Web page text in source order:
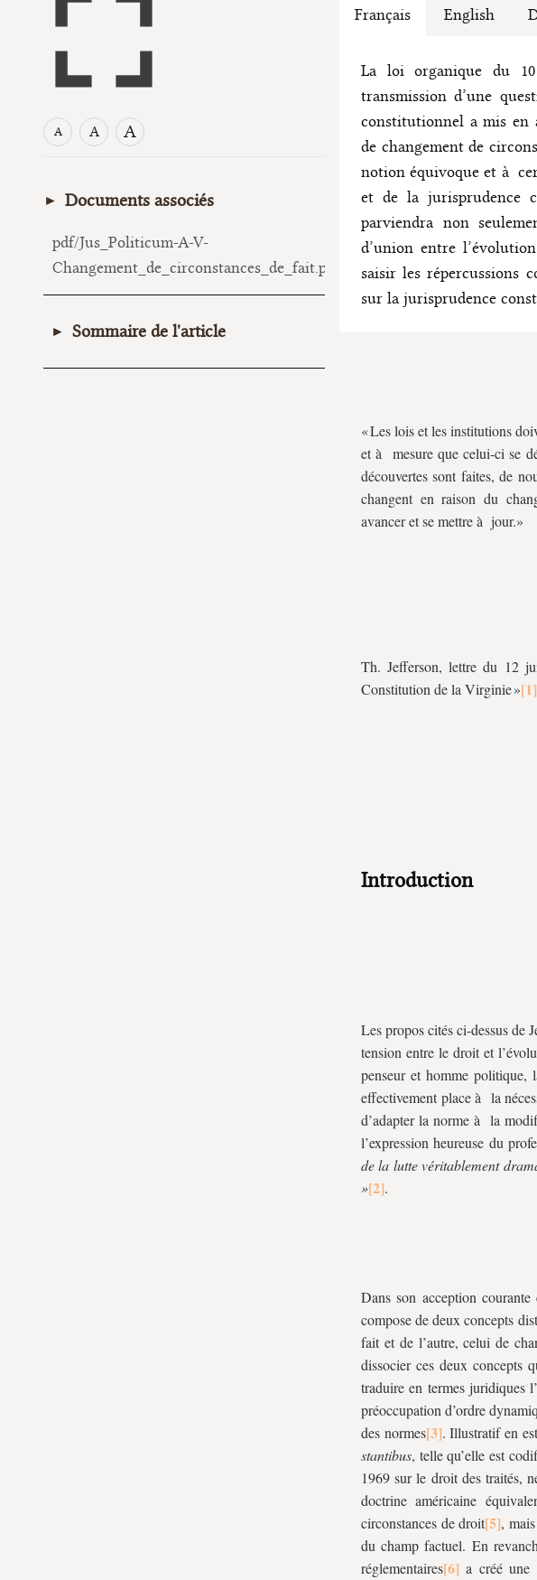
A A A
Documents associés
pdf/Jus_Politicum-A-V-
Changement_de_circonstances_de_fait.pdf
Sommaire de l'article
Introduction
Français English
La loi organique du 10
transmission d’une
constitutionnel a mis en
de changement de
notion équivoque et à
et de la jurisprudence
parviendra non
d’union entre
saisir les répercussions
sur la jurisprudence
« Les lois et les institutions
et à mesure que celui-ci se
découvertes sont faites, de
changent en raison du
avancer et se mettre à jour.»
Th. Jefferson, lettre du 12
Constitution de la Virginie »
Introduction
Les propos cités ci-dessus de
tension entre le droit et
penseur et homme politique,
effectivement place à la
d’adapter la norme à la
l’expression heureuse du
de la lutte véritablement
»
.
Dans son acception
compose de deux concepts
fait et de l’autre, celui de
dissocier ces deux concepts
traduire en termes juridiques
préoccupation d’ordre
des normes
. Illustratif en
stantibus, telle qu’elle est
1969 sur le droit des traités,
doctrine américaine
circonstances de droit
,
du champ factuel. En
réglementaires
a créé une